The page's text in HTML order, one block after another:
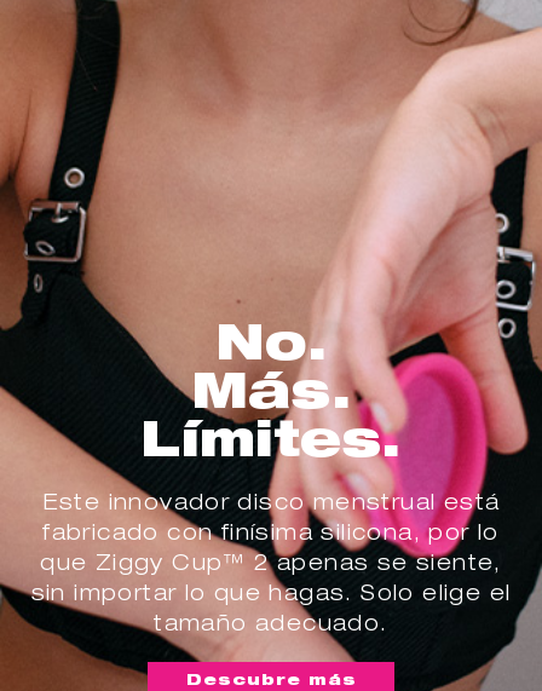
No.
Más.
Límites.
Este innovador disco menstrual está
fabricado con finísima silicona, por lo
que Ziggy Cup™ 2 apenas se siente,
sin importar lo que hagas. Solo elige el
tamaño adecuado.
Descubre más